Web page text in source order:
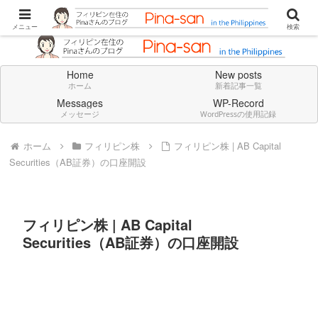
Don't think deeply. Feel always in English.
Home
ホーム
New posts
新着記事一覧
Messages
メッセージ
WP-Record
WordPressの使用記録
ホーム フィリピン株
フィリピン株 | AB Capital
Securities（AB証券）の口座開設
フィリピン株 | AB Capital
Securities（AB証券）の口座開設
メニュー 検索